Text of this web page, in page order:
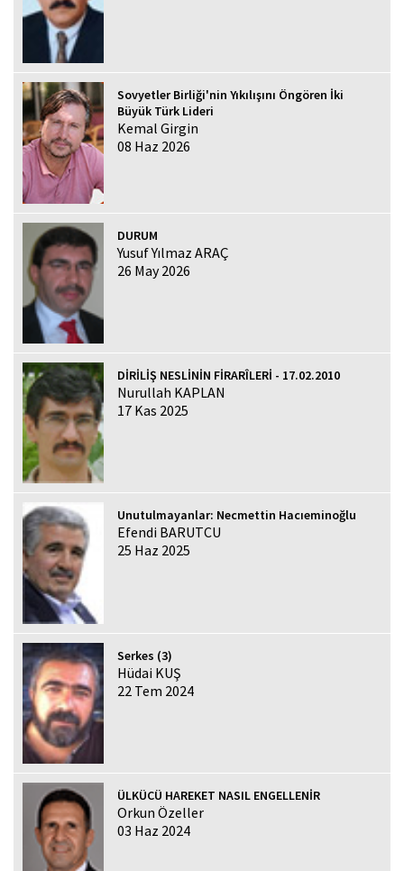
Sovyetler Birliği'nin Yıkılışını Öngören İki
Büyük Türk Lideri
Kemal Girgin
08 Haz 2026
DURUM
Yusuf Yılmaz ARAÇ
26 May 2026
DİRİLİŞ NESLİNİN FİRARÎLERİ - 17.02.2010
Nurullah KAPLAN
17 Kas 2025
Unutulmayanlar: Necmettin Hacıeminoğlu
Efendi BARUTCU
25 Haz 2025
Serkes (3)
Hüdai KUŞ
22 Tem 2024
ÜLKÜCÜ HAREKET NASIL ENGELLENİR
Orkun Özeller
03 Haz 2024